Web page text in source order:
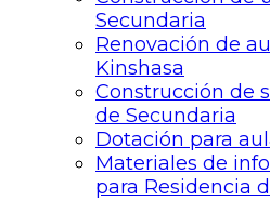
Secundaria
Renovación de
Kinshasa
Construcción de
de Secundaria
Dotación para
Materiales de
para Residencia